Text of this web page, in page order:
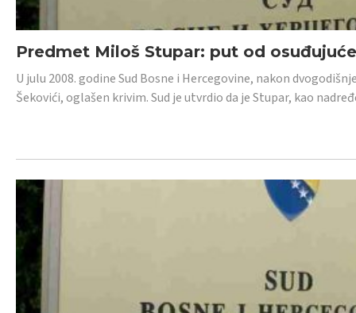
Predmet Miloš Stupar: put od
U julu 2008. godine Sud Bosne i Hercegovine, nakon
Šekovići, oglašen krivim. Sud je utvrdio da je Stupar, kao